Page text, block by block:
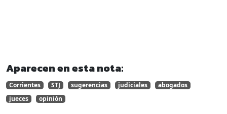
Aparecen en esta nota:
Corrientes STJ sugerencias judiciales
abogados
jueces
opinión